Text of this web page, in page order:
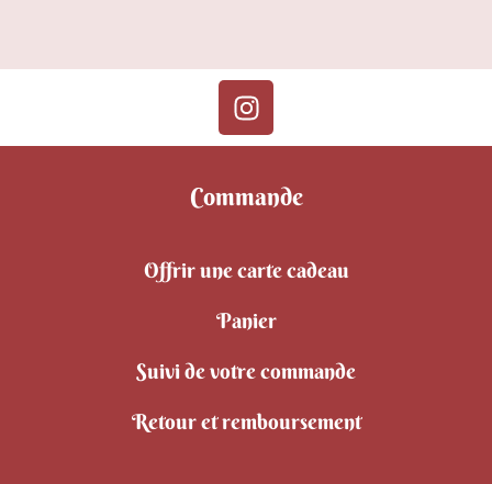
Commande
Offrir une carte cadeau
Panier
Suivi de votre commande
Retour et remboursement